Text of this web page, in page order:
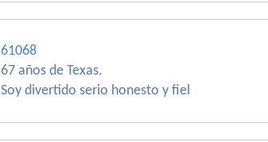
61068
67 años de Texas.
Soy divertido serio honesto y fiel